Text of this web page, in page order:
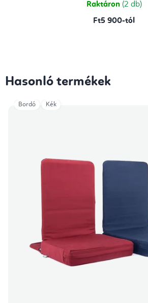
Raktáron (2 db)
Ft5 900-tól
Hasonló termékek
Bordó Kék